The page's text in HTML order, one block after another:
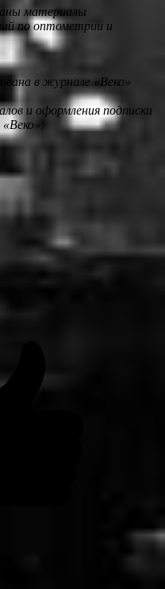
материалы
по оптометрии и
в журнале «Веко»
и оформления подписки